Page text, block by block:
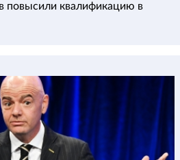
повысили квалификацию в